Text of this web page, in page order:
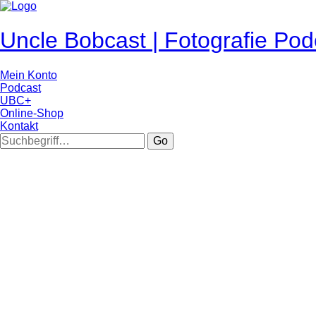
Uncle Bobcast | Fotografie
Mein Konto
Podcast
UBC+
Online-Shop
Kontakt
Go